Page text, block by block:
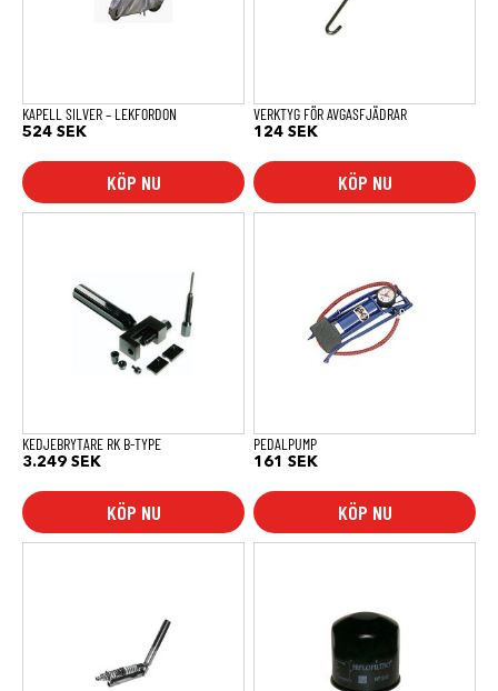
KAPELL SILVER – LEKFORDON
524 SEK
KÖP NU
VERKTYG FÖR AVGASFJÄDRAR
124 SEK
KÖP NU
KEDJEBRYTARE RK B-TYPE
3.249 SEK
KÖP NU
PEDALPUMP
161 SEK
KÖP NU